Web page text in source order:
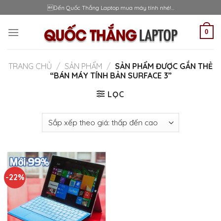
to
content
Đến Quốc Thắng Laptop mua máy tính nhé!...
0
TRANG CHỦ / SẢN PHẨM / SẢN PHẨM ĐƯỢC GẮN THẺ
“BÁN MÁY TÍNH BẢN SURFACE 3”
LỌC
-22%